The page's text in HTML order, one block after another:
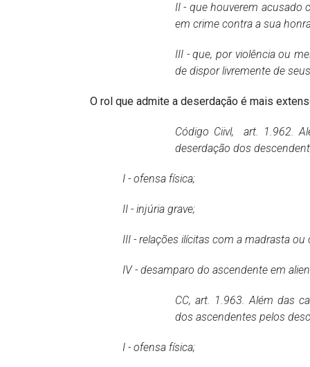
II - que houverem acusado
em crime contra a sua
III - que, por violência ou
de dispor livremente de
O rol que admite a deserdação é mais
Código Ciivl, art. 1.962.
deserdação dos
I - ofensa física;
II - injúria grave;
III - relações ilícitas com a madrasta
IV - desamparo do ascendente em
CC, art. 1.963. Além das
dos ascendentes pelos
I - ofensa física;